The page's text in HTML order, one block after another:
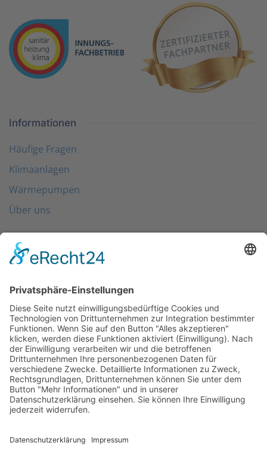
Informationen
Häufige Fragen
Klimaanlagen
Wärmepumpen
Über uns
Folgen Sie uns
Kontakt
0203 - 3965 710
info@friondo.de
Whatsapp
Mo - Fr von 8 - 17 Uhr
SCHREIBEN SIE UNS